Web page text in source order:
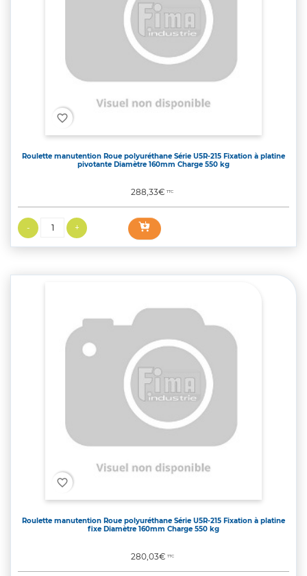
favorite_border
Roulette manutention Roue polyuréthane Série U5R-215 Fixation à platine
pivotante Diamètre 160mm Charge 550 kg
Prix
288,33€TTC
favorite_border
Roulette manutention Roue polyuréthane Série U5R-215 Fixation à platine
fixe Diamètre 160mm Charge 550 kg
Prix
280,03€TTC